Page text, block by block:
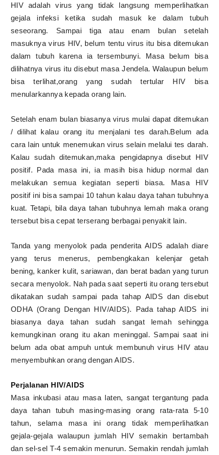
HIV adalah virus yang tidak langsung memperlihatkan
gejala infeksi ketika sudah masuk ke dalam tubuh
seseorang. Sampai tiga atau enam bulan setelah
masuknya virus HIV, belum tentu virus itu bisa ditemukan
dalam tubuh karena ia tersembunyi. Masa belum bisa
dilihatnya virus itu disebut masa Jendela. Walaupun belum
bisa terlihat,orang yang sudah tertular HIV bisa
menularkannya kepada orang lain.
Setelah enam bulan biasanya virus mulai dapat ditemukan
/ dilihat kalau orang itu menjalani tes darah.Belum ada
cara lain untuk menemukan virus selain melalui tes darah.
Kalau sudah ditemukan,maka pengidapnya disebut HIV
positif. Pada masa ini, ia masih bisa hidup normal dan
melakukan semua kegiatan seperti biasa. Masa HIV
positif ini bisa sampai 10 tahun kalau daya tahan tubuhnya
kuat. Tetapi, bila daya tahan tubuhnya lemah maka orang
tersebut bisa cepat terserang berbagai penyakit lain.
Tanda yang menyolok pada penderita AIDS adalah diare
yang terus menerus, pembengkakan kelenjar getah
bening, kanker kulit, sariawan, dan berat badan yang turun
secara menyolok. Nah pada saat seperti itu orang tersebut
dikatakan sudah sampai pada tahap AIDS dan disebut
ODHA (Orang Dengan HIV/AIDS). Pada tahap AIDS ini
biasanya daya tahan sudah sangat lemah sehingga
kemungkinan orang itu akan meninggal. Sampai saat ini
belum ada obat ampuh untuk membunuh virus HIV atau
menyembuhkan orang dengan AIDS.
Perjalanan HIV/AIDS
Masa inkubasi atau masa laten, sangat tergantung pada
daya tahan tubuh masing-masing orang rata-rata 5-10
tahun, selama masa ini orang tidak memperlihatkan
gejala-gejala walaupun jumlah HIV semakin bertambah
dan sel-sel T-4 semakin menurun. Semakin rendah jumlah